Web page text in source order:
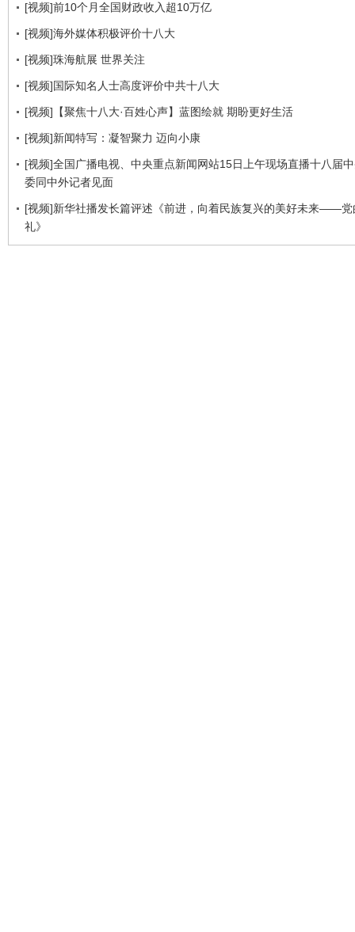
[视频]前10个月全国财政收入超10万亿
[视频]海外媒体积极评价十八大
[视频]珠海航展 世界关注
[视频]国际知名人士高度评价中共十八大
[视频]【聚焦十八大·百姓心声】蓝图绘就 期盼更好生活
[视频]新闻特写：凝智聚力 迈向小康
[视频]全国广播电视、中央重点新闻网站15日上午现场直播十八届
委同中外记者见面
[视频]新华社播发长篇评述《前进，向着民族复兴的美好未来——党
礼》